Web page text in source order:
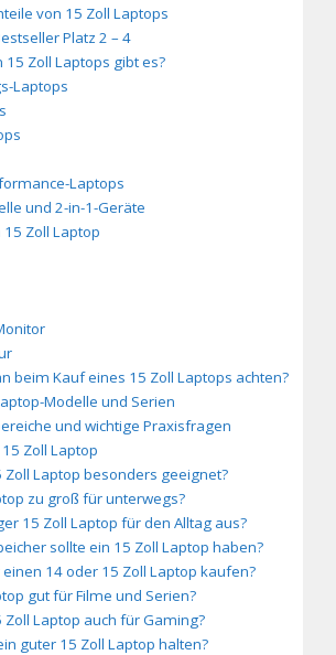
von 15 Zoll Laptops
Platz 2 – 4
15 Zoll Laptops gibt es?
Laptops
Laptops
und 2-in-1-Geräte
Zoll Laptop
beim Kauf eines 15 Zoll Laptops achten?
Modelle und Serien
und wichtige Praxisfragen
Zoll Laptop
Zoll Laptop besonders geeignet?
zu groß für unterwegs?
15 Zoll Laptop für den Alltag aus?
sollte ein 15 Zoll Laptop haben?
14 oder 15 Zoll Laptop kaufen?
gut für Filme und Serien?
Zoll Laptop auch für Gaming?
guter 15 Zoll Laptop halten?